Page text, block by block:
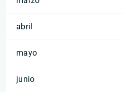
abril
mayo
junio